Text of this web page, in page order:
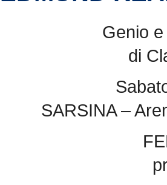
Genio
di
SARSINA –